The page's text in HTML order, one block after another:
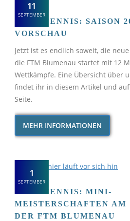
TISCHTENNIS: SAISON
VORSCHAU
11
SEPTEMBER
Jetzt ist es endlich soweit, die
die FTM Blumenau startet mit 12
Wettkämpfe. Eine Übersicht über
findet ihr in diesem Artikel und
Seite.
MEHR INFORMATIONEN
TISCHTENNIS: MINI-
MEISTERSCHAFTEN AM
DER FTM BLUMENAU
1
SEPTEMBER